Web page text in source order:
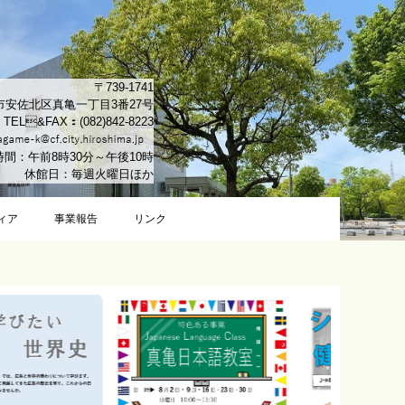
〒739-1741
安佐北区真亀一丁目3番27号
TEL&FAX：(082)842-8223
間：午前8時30分～午後10時
休館日：毎週火曜日ほか
ア 事業報告 リンク